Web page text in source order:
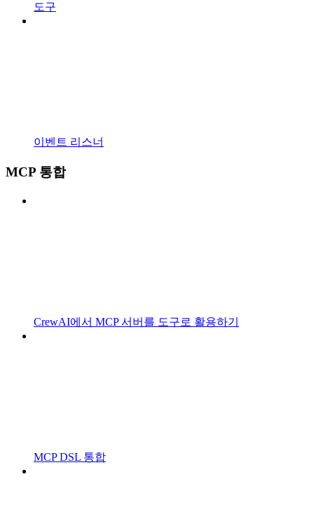
도구
이벤트 리스너
MCP 통합
CrewAI에서 MCP 서버를 도구로 활용하기
MCP DSL 통합